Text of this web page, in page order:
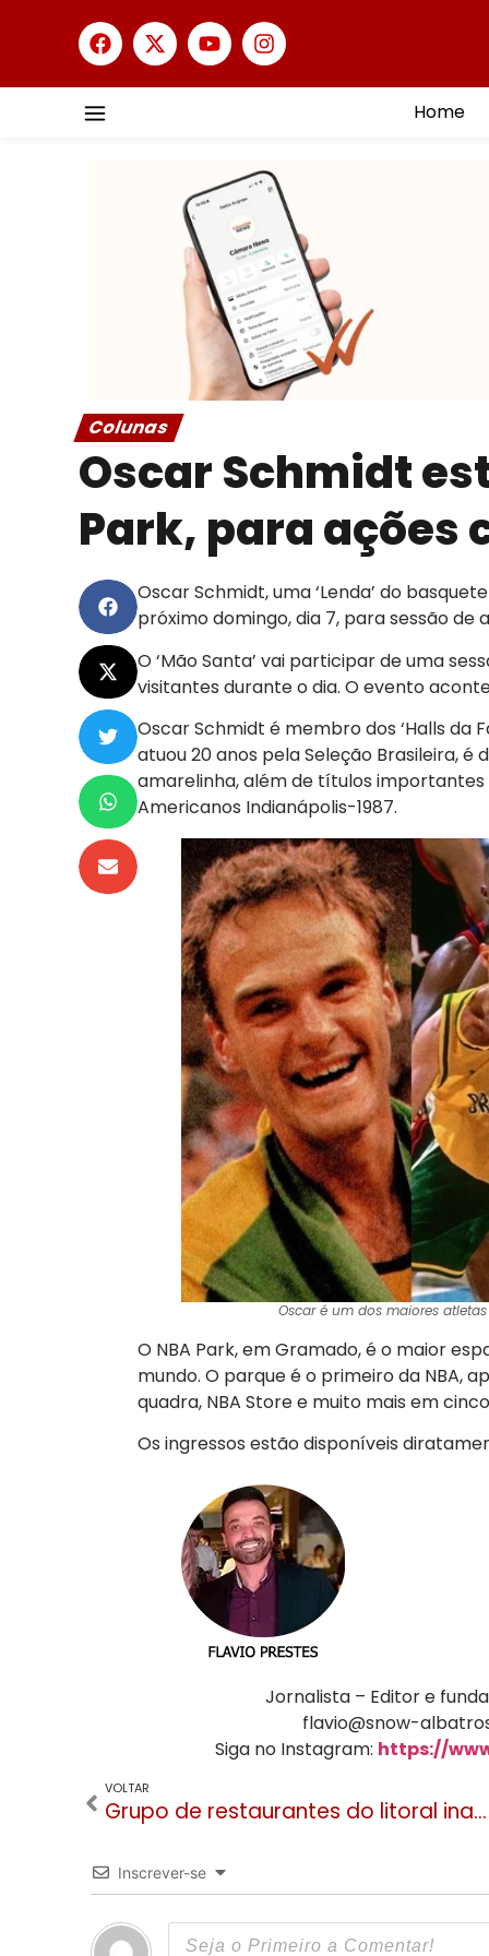
Home
Colunas
Oscar Schmidt
Park, para ações
Oscar Schmidt, uma ‘Lenda’ do
próximo domingo, dia 7, para sessão de
O ‘Mão Santa’ vai participar de uma
visitantes durante o dia. O evento
Oscar Schmidt é membro dos ‘Halls da
atuou 20 anos pela Seleção Brasileira,
amarelinha, além de títulos
Americanos Indianápolis-1987.
Oscar é um dos maiores
O NBA Park, em Gramado, é o maior
mundo. O parque é o primeiro da NBA,
quadra, NBA Store e muito mais em
Os ingressos estão disponíveis
Jornalista – Editor e
flavio@snow-
Siga no Instagram: https://
VOLTAR
Grupo de restaurantes do litoral inaugura sua quarta, e maior unidade, em Torres
Inscrever-se